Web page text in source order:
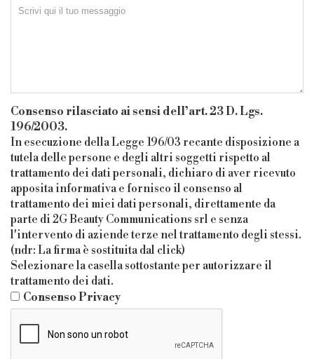
Consenso rilasciato ai sensi dell’art. 23 D. Lgs.
196/2003.
In esecuzione della Legge 196/03 recante disposizione a
tutela delle persone e degli altri soggetti rispetto al
trattamento dei dati personali, dichiaro di aver ricevuto
apposita informativa e fornisco il consenso al
trattamento dei miei dati personali, direttamente da
parte di 2G Beauty Communications srl e senza
l'intervento di aziende terze nel trattamento degli stessi.
(ndr: La firma è sostituita dal click)
Selezionare la casella sottostante per autorizzare il
trattamento dei dati.
Consenso Privacy